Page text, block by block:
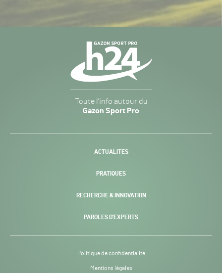
Sport
Pro
-
Toute l’info autour du
Gazon Sport Pro
ACTUALITÉS
PRATIQUES
RECHERCHE & INNOVATION
PAROLES D’EXPERTS
Politique de confidentialité
Mentions légales